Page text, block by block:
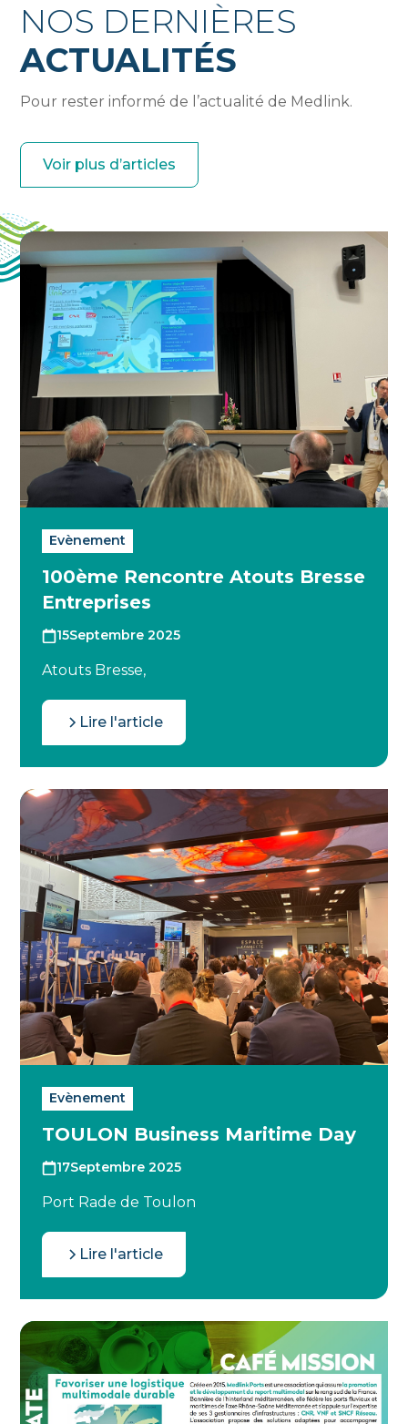
NOS DERNIÈRES
ACTUALITÉS
Pour rester informé de l’actualité de Medlink.
Voir plus d’articles
Evènement
100ème Rencontre Atouts Bresse
Entreprises
15Septembre 2025
Atouts Bresse,
Lire l'article
Evènement
TOULON Business Maritime Day
17Septembre 2025
Port Rade de Toulon
Lire l'article